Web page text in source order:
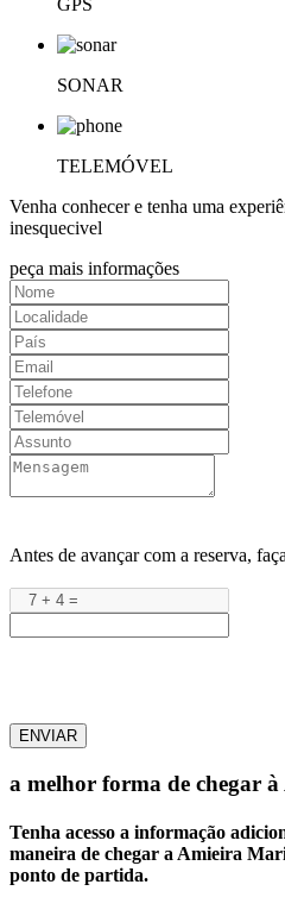
SONAR
TELEMÓVEL
Venha conhecer e tenha uma
inesquecivel
peça mais informações
Antes de avançar com a reserva,
ENVIAR
a melhor forma de chegar
Tenha acesso a informação
maneira de chegar a Amieira
ponto de partida.